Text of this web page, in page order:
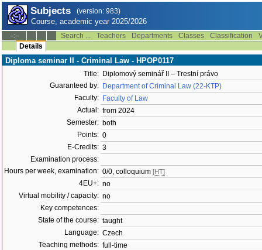
Subjects (version: 983)
Course, academic year 2025/2026
--:-- Search ... Teachers Departments Classes Classification
Details
Diploma seminar II - Criminal Law - HPOP0117
Title: Diplomový seminář II – Trestní právo
Guaranteed by: Department of Criminal Law (22-KTP)
Faculty: Faculty of Law
Actual: from 2024
Semester: both
Points: 0
E-Credits: 3
Examination process:
Hours per week, examination: 0/0, colloquium [HT]
4EU+: no
Virtual mobility / capacity: no
Key competences:
State of the course: taught
Language: Czech
Teaching methods: full-time